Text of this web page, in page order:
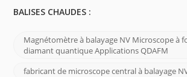
BALISES CHAUDES :
Magnétomètre à balayage NV Microscope à
diamant quantique Applications QDAFM
fabricant de microscope central à balayage